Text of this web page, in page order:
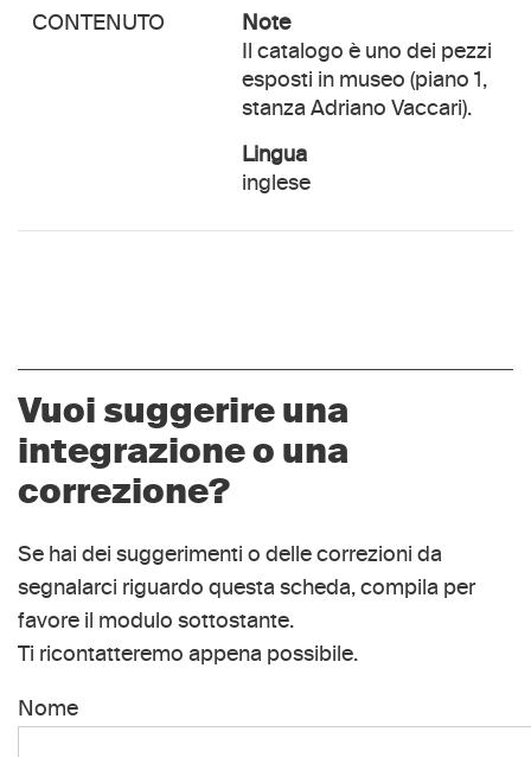
CONTENUTO
Note
Il catalogo è uno dei pezzi
esposti in museo (piano 1,
stanza Adriano Vaccari).
lingua
inglese
Vuoi suggerire una
integrazione o una
correzione?
Se hai dei suggerimenti o delle correzioni da
segnalarci riguardo questa scheda, compila per
favore il modulo sottostante.
Ti ricontatteremo appena possibile.
Nome